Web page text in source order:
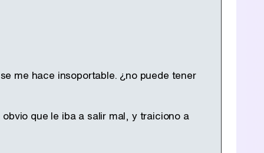
me hace insoportable. ¿no puede tener
que le iba a salir mal, y traiciono a